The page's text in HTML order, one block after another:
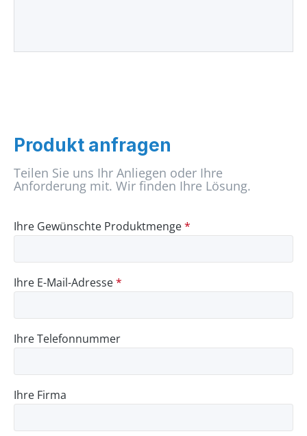
Produkt anfragen
Teilen Sie uns Ihr Anliegen oder Ihre
Anforderung mit. Wir finden Ihre Lösung.
Ihre Gewünschte Produktmenge*
Ihre E-Mail-Adresse*
Ihre Telefonnummer
Ihre Firma